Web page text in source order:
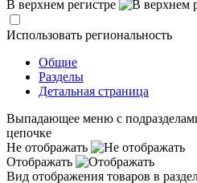
В верхнем регистре
Использовать региональность
Общие
Разделы
Детальная страница
Выпадающее меню с
цепочке
Не отображать
Отображать
Вид отображения товаров в